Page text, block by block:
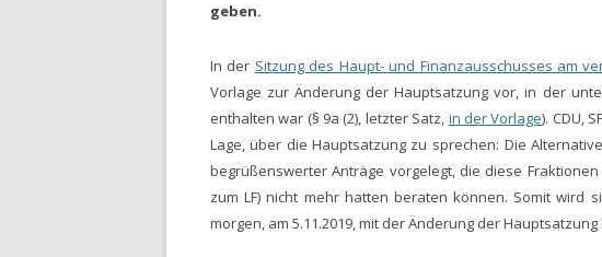
geben.
In der Sitzung des Haupt- und Finanzausschusses am
Vorlage zur Änderung der Hauptsatzung vor,in der
enthalten war (§ 9a (2), letzter Satz, in der Vorlage). CDU,
Lage,über die Hauptsatzung zu sprechen: Die
begrüßenswerter Anträge vorgelegt, die diese
zum LF) nicht mehr hatten beraten können. Somit wird
morgen, am 5.11.2019, mit der Änderung der